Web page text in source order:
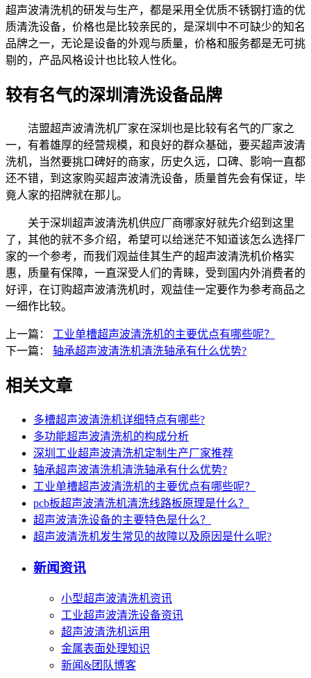
超声波清洗机的研发与生产，都是采用全优质不锈钢打造的优
质清洗设备，价格也是比较亲民的，是深圳中不可缺少的知名
品牌之一，无论是设备的外观与质量，价格和服务都是无可挑
剔的，产品风格设计也比较人性化。
较有名气的深圳清洗设备品牌
洁盟超声波清洗机厂家在深圳也是比较有名气的厂家之
一，有着雄厚的经营规模，和良好的群众基础，要买超声波清
洗机，当然要挑口碑好的商家，历史久远，口碑、影响一直都
还不错，到这家购买超声波清洗设备，质量首先会有保证，毕
竟人家的招牌就在那儿。
关于深圳超声波清洗机供应厂商哪家好就先介绍到这里
了，其他的就不多介绍，希望可以给迷茫不知道该怎么选择厂
家的一个参考，而我们观益佳其生产的超声波清洗机价格实
惠，质量有保障，一直深受人们的青睐，受到国内外消费者的
好评，在订购超声波清洗机时，观益佳一定要作为参考商品之
一细作比较。
上一篇： 工业单槽超声波清洗机的主要优点有哪些呢？
下一篇： 轴承超声波清洗机清洗轴承有什么优势?
相关文章
多槽超声波清洗机详细特点有哪些?
多功能超声波清洗机的构成分析
深圳工业超声波清洗机定制生产厂家推荐
轴承超声波清洗机清洗轴承有什么优势?
工业单槽超声波清洗机的主要优点有哪些呢？
pcb板超声波清洗机清洗线路板原理是什么？
超声波清洗设备的主要特色是什么？
超声波清洗机发生常见的故障以及原因是什么呢?
新闻资讯
小型超声波清洗机资讯
工业超声波清洗设备资讯
超声波清洗机运用
金属表面处理知识
新闻&团队博客